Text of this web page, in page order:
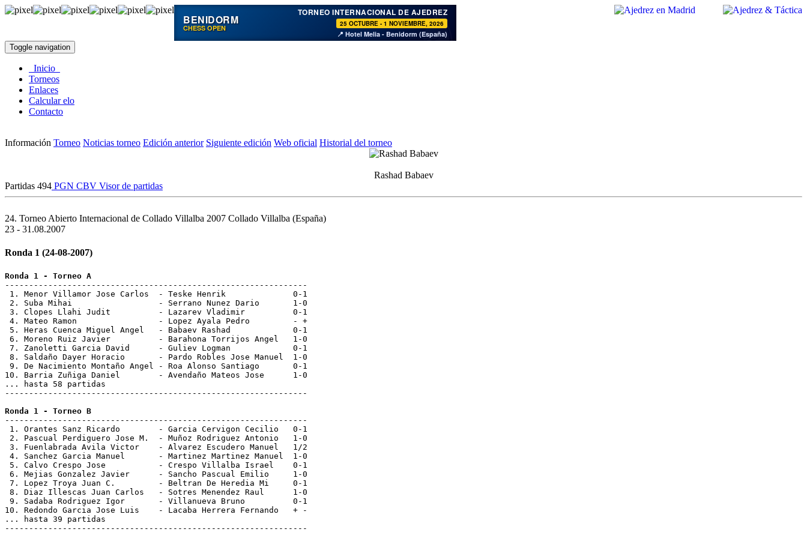
♞
BENIDORM
CHESS OPEN
TORNEO INTERNACIONAL DE AJEDREZ
25 OCTUBRE - 1 NOVIEMBRE, 2026
📍 Hotel Melia - Benidorm (España)
Toggle navigation
Inicio
Torneos
Enlaces
Calcular elo
Contacto
Información Torneo Noticias torneo Edición anterior Siguiente edición Web oficial Historial del torneo
Rashad Babaev
Partidas 494 PGN CBV Visor de partidas
24. Torneo Abierto Internacional de Collado Villalba 2007 Collado Villalba (España)
23 - 31.08.2007
Ronda 1 (24-08-2007)
Ronda 1 - Torneo A
---------------------------------------------------------------
1. Menor Villamor Jose Carlos  - Teske Henrik              0-1
2. Suba Mihai                  - Serrano Nunez Dario       1-0
3. Clopes Llahi Judit          - Lazarev Vladimir          0-1
4. Mateo Ramon                 - Lopez Ayala Pedro         - +
5. Heras Cuenca Miguel Angel   - Babaev Rashad             0-1
6. Moreno Ruiz Javier          - Barahona Torrijos Angel   1-0
7. Zanoletti Garcia David      - Guliev Logman             0-1
8. Saldaño Dayer Horacio       - Pardo Robles Jose Manuel  1-0
9. De Nacimiento Montaño Angel - Roa Alonso Santiago       0-1
10. Barria Zuñiga Daniel        - Avendaño Mateos Jose      1-0
... hasta 58 partidas
---------------------------------------------------------------
Ronda 1 - Torneo B
---------------------------------------------------------------
1. Orantes Sanz Ricardo        - Garcia Cervigon Cecilio   0-1
2. Pascual Perdiguero Jose M.  - Muñoz Rodriguez Antonio   1-0
3. Fuenlabrada Avila Victor    - Alvarez Escudero Manuel   1/2
4. Sanchez Garcia Manuel       - Martinez Martinez Manuel  1-0
5. Calvo Crespo Jose           - Crespo Villalba Israel    0-1
6. Mejias Gonzalez Javier      - Sancho Pascual Emilio     1-0
7. Lopez Troya Juan C.         - Beltran De Heredia Mi     0-1
8. Diaz Illescas Juan Carlos   - Sotres Menendez Raul      1-0
9. Sadaba Rodriguez Igor       - Villanueva Bruno          0-1
10. Redondo Garcia Jose Luis    - Lacaba Herrera Fernando   + -
... hasta 39 partidas